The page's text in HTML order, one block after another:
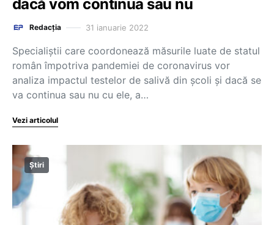
dacă vom continua sau nu
Redacția 31 ianuarie 2022
Specialiștii care coordonează măsurile luate de statul
român împotriva pandemiei de coronavirus vor
analiza impactul testelor de salivă din școli și dacă se
va continua sau nu cu ele, a…
Vezi articolul
Știri